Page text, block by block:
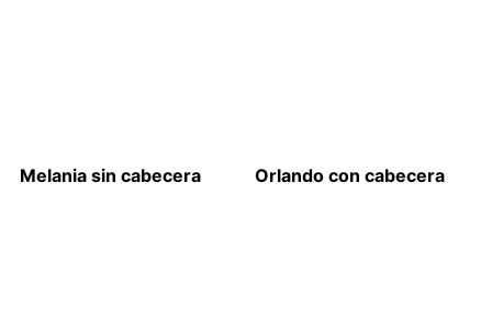
Melania sin cabecera Orlando con cabecera